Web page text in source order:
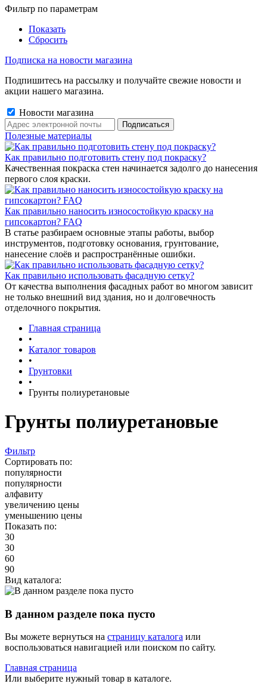
Фильтр по параметрам
Показать
Сбросить
Подписка на новости магазина
Подпишитесь на рассылку и получайте свежие новости и
акции нашего магазина.
Новости магазина
Полезные материалы
Как правильно подготовить стену под покраску?
Качественная покраска стен начинается задолго до нанесения
первого слоя краски.
Как правильно наносить износостойкую краску на
гипсокартон? FAQ
В статье разбираем основные этапы работы, выбор
инструментов, подготовку основания, грунтование,
нанесение слоёв и распространённые ошибки.
Как правильно использовать фасадную сетку?
От качества выполнения фасадных работ во многом зависит
не только внешний вид здания, но и долговечность
отделочного покрытия.
Главная страница
•
Каталог товаров
•
Грунтовки
•
Грунты полиуретановые
Грунты полиуретановые
Фильтр
Сортировать по:
популярности
популярности
алфавиту
увеличению цены
уменьшению цены
Показать по:
30
30
60
90
Вид каталога:
В данном разделе пока пусто
Вы можете вернуться на страницу каталога или
воспользоваться навигацией или поиском по сайту.
Главная страница
Или выберите нужный товар в каталоге.